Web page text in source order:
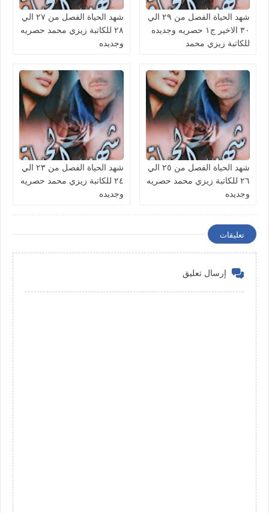
شهد الحياة الفصل من ٢٩ الي
٣٠ الاخير ج١ حصريه وجديده
للكاتبة زيزي محمد
شهد الحياة الفصل من ٢٧ الي
٢٨ للكاتبة زيزي محمد حصريه
وجديده
شهد الحياة الفصل من ٢٥ الي
٢٦ للكاتبة زيزي محمد حصريه
وجديده
شهد الحياة الفصل من ٢٣ الي
٢٤ للكاتبة زيزي محمد حصريه
وجديده
تعليقات
إرسال تعليق